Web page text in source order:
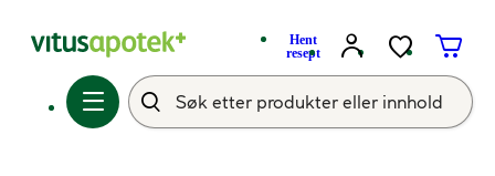
Hent
resept